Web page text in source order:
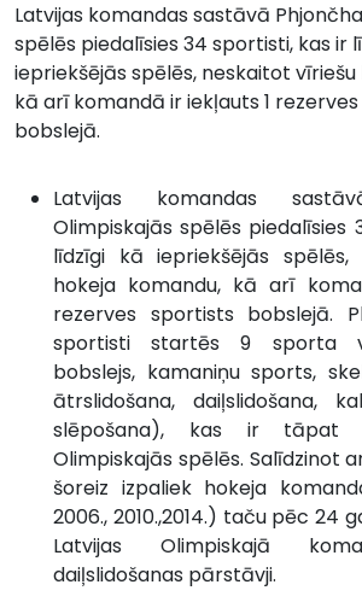
Latvijas komandas sastāvā
spēlēs piedalīsies 34 sportisti, kas ir
iepriekšējās spēlēs, neskaitot
kā arī komandā ir iekļauts 1
bobslejā.
Latvijas komandas
Olimpiskajās spēlēs piedalīsies
līdzīgi kā iepriekšējās spēlēs,
hokeja komandu, kā arī
rezerves sportists bobslejā.
sportisti startēs 9 sporta
bobslejs, kamaniņu sports,
ātrslidošana, daiļslidošana,
slēpošana), kas ir tāpat
Olimpiskajās spēlēs. Salīdzinot
šoreiz izpaliek hokeja
2006., 2010.,2014.) taču pēc 24
Latvijas Olimpiskajā
daiļslidošanas pārstāvji.